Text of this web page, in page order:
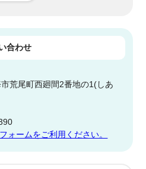
合わせ
荒尾町西廻間2番地の1(しあ
ォームをご利用ください。